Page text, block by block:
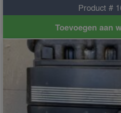
Product #
Toevoegen aan